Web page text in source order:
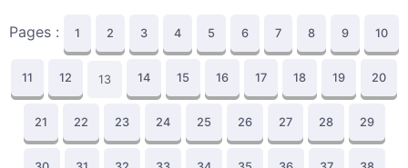
Pages : 1 2 3 4 5 6 7 8 9 10
11 12 13 14 15 16 17 18 19 20
21 22 23 24 25 26 27 28 29